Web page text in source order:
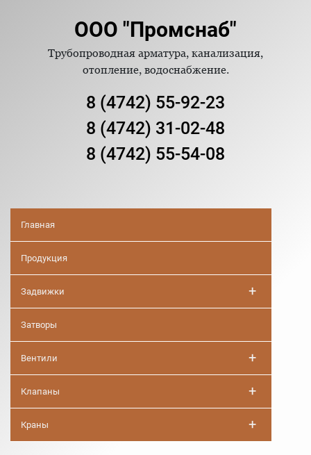
ООО "Промснаб"
Трубопроводная арматура, канализация,
отопление, водоснабжение.
8 (4742) 55-92-23
8 (4742) 31-02-48
8 (4742) 55-54-08
Главная
Продукция
Задвижки +
Затворы
Вентили +
Клапаны +
Краны +